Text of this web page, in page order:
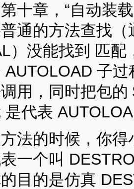
十章，“自动装
通的方法查找
）没能找到 匹
AUTOLOAD 子
用，同时把包
是代表
法的时候，你
一个叫
目的是仿真